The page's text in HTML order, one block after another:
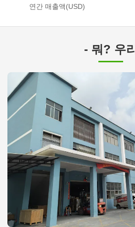
연간 매출액(USD)
- 뭐? 우리